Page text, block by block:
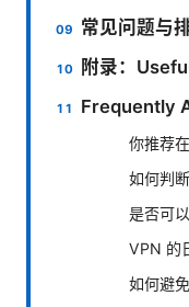
常见问题与
附录：
Frequently
你推荐
如何判
是否可
VPN 的
如何避